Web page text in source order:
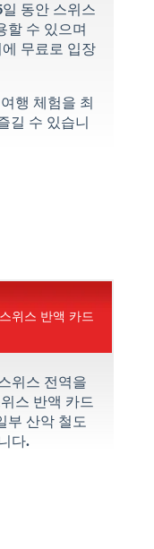
동안 스위스
할 수 있으며
무료로 입장
행 체험을 최
길 수 있습니
스위스 반액 카드
위스 전역을
스 반액 카드
부 산악 철도
다.